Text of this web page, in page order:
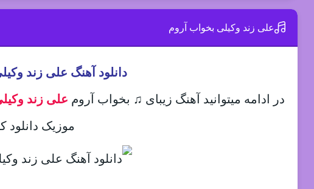
علی زند وکیلی بخواب آروم
دانلود آهنگ علی زند
در ادامه میتوانید آهنگ زیبای ♫ بخواب آروم علی زند
موزیک دانلود